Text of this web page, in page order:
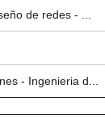
de redes - ...
- Ingenieria d...